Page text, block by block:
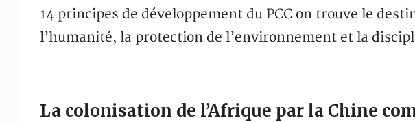
14 principes de développement du PCC on trouve le
l’humanité, la protection de l’environnement et la
La colonisation de l’Afrique par la Chine